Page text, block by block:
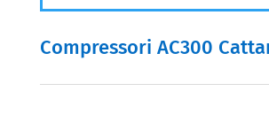
Compressori AC300